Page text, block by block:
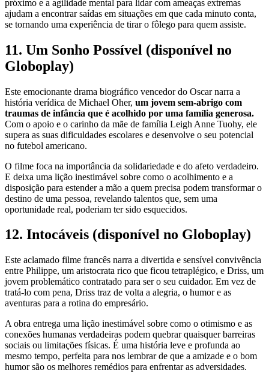
próximo e a agilidade mental para lidar com ameaças extremas
ajudam a encontrar saídas em situações em que cada minuto conta,
se tornando uma experiência de tirar o fôlego para quem assiste.
11. Um Sonho Possível (disponível no
Globoplay)
Este emocionante drama biográfico vencedor do Oscar narra a
história verídica de Michael Oher, um jovem sem-abrigo com
traumas de infância que é acolhido por uma família generosa.
Com o apoio e o carinho da mãe de família Leigh Anne Tuohy, ele
supera as suas dificuldades escolares e desenvolve o seu potencial
no futebol americano.
O filme foca na importância da solidariedade e do afeto verdadeiro.
E deixa uma lição inestimável sobre como o acolhimento e a
disposição para estender a mão a quem precisa podem transformar o
destino de uma pessoa, revelando talentos que, sem uma
oportunidade real, poderiam ter sido esquecidos.
12. Intocáveis (disponível no Globoplay)
Este aclamado filme francês narra a divertida e sensível convivência
entre Philippe, um aristocrata rico que ficou tetraplégico, e Driss, um
jovem problemático contratado para ser o seu cuidador. Em vez de
tratá-lo com pena, Driss traz de volta a alegria, o humor e as
aventuras para a rotina do empresário.
A obra entrega uma lição inestimável sobre como o otimismo e as
conexões humanas verdadeiras podem quebrar quaisquer barreiras
sociais ou limitações físicas. É uma história leve e profunda ao
mesmo tempo, perfeita para nos lembrar de que a amizade e o bom
humor são os melhores remédios para enfrentar as adversidades.